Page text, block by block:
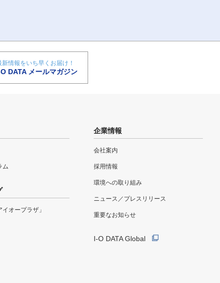
新情報をいち早くお届け！
DATA メールマガジン
ム
オープラザ」
企業情報
会社案内
採用情報
環境への取り組み
ニュース／プレスリリース
重要なお知らせ
I-O DATA Global